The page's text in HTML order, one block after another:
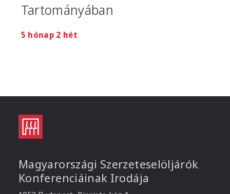
Tartományában
5 hónap 2 hét
Magyarországi Szerzeteselöljárók
Konferenciáinak Irodája